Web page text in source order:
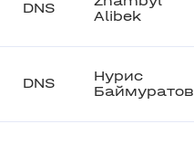
DNS
Alibek
DNS
Нурис
Баймуратов